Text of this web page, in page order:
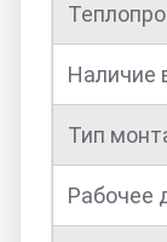
Наличие
Тип
Рабочее